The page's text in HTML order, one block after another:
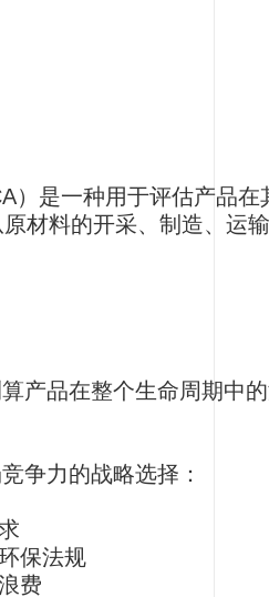
）是一种用于评估产品
材料的开采、制造、运
产品在整个生命周期中的
争力的战略选择：
保法规
费